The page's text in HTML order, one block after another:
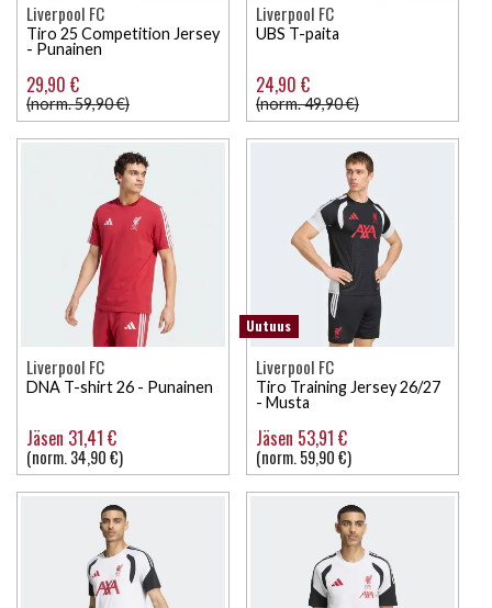
Liverpool FC
Tiro 25 Competition Jersey
- Punainen
29,90 €
(norm. 59,90 €)
Liverpool FC
UBS T-paita
24,90 €
(norm. 49,90 €)
Liverpool FC
DNA T-shirt 26 - Punainen
Jäsen 31,41 €
(norm. 34,90 €)
Uutuus
Liverpool FC
Tiro Training Jersey 26/27
- Musta
Jäsen 53,91 €
(norm. 59,90 €)